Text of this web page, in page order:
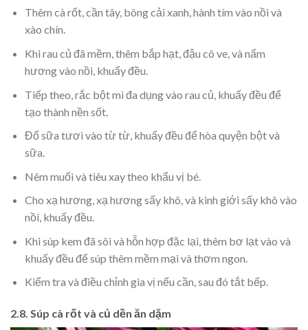
Thêm cà rốt, cần tây, bông cải xanh, hành tím vào nồi và
xào chín.
Khi rau củ đã mềm, thêm bắp hạt, đậu cô ve, và nấm
hương vào nồi, khuấy đều.
Tiếp theo, rắc bột mì đa dụng vào rau củ, khuấy đều để
tạo thành nền sốt.
Đổ sữa tươi vào từ từ, khuấy đều để hòa quyện bột và
sữa.
Nêm muối và tiêu xay theo khẩu vị bé.
Cho xạ hương, xạ hương sấy khô, và kinh giới sấy khô vào
nồi, khuấy đều.
Khi súp kem đã sôi và hỗn hợp đặc lại, thêm bơ lạt vào và
khuấy đều để súp thêm mềm mại và thơm ngon.
Kiểm tra và điều chỉnh gia vị nếu cần, sau đó tắt bếp.
2.8. Súp cà rốt và củ dền ăn dặm